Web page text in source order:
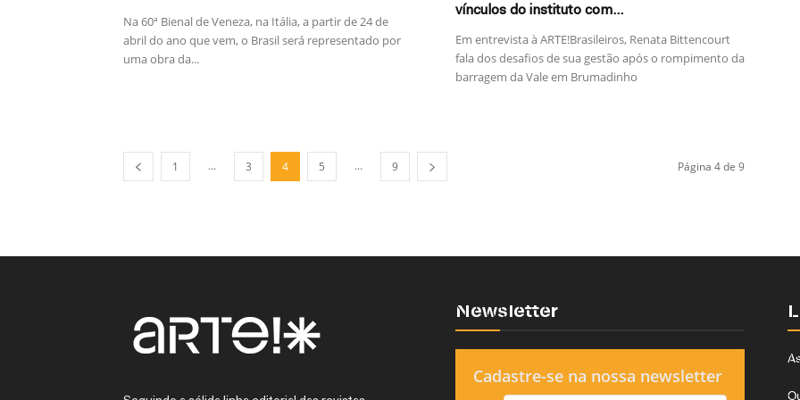
Na 60ª Bienal de Veneza, na Itália, a partir de 24 de
abril do ano que vem, o Brasil será representado por
uma obra da...
vínculos do instituto com...
Em entrevista à ARTE!Brasileiros, Renata Bittencourt
fala dos desafios de sua gestão após o rompimento da
barragem da Vale em Brumadinho
1 ... 3 4 5 ... 9 Página 4 de 9
Newsletter
Cadastre-se na nossa newsletter